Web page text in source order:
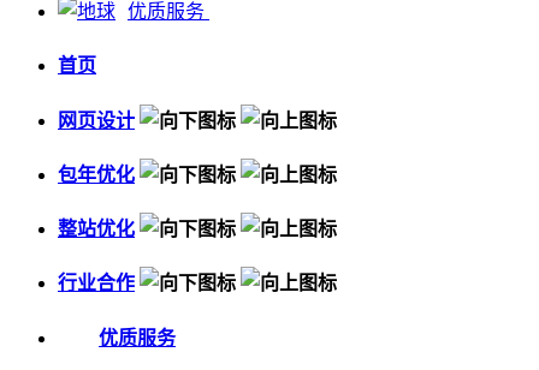
优质服务
首页
网页设计
包年优化
整站优化
行业合作
优质服务